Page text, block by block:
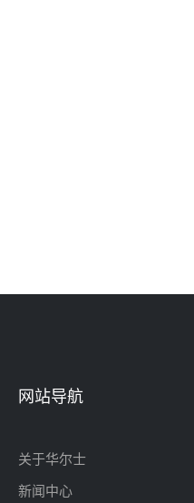
网站导航
关于华尔士
新闻中心